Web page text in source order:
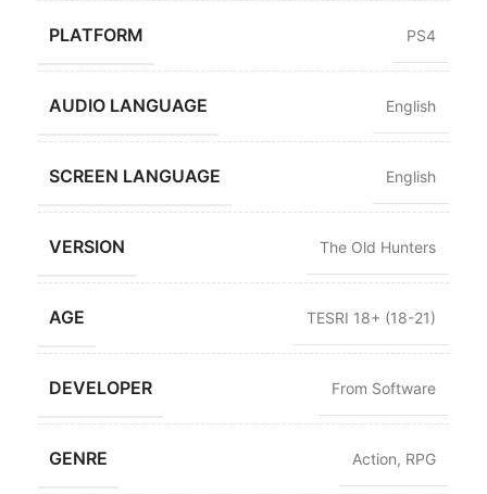
PLATFORM PS4
AUDIO LANGUAGE English
SCREEN LANGUAGE English
VERSION The Old Hunters
AGE TESRI 18+ (18-21)
DEVELOPER From Software
GENRE Action, RPG